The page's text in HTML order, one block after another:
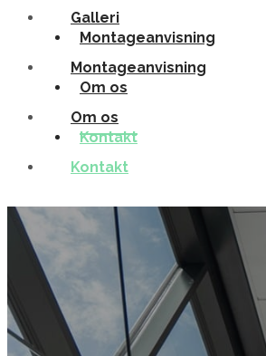
Montageanvisning
Om os
Kontakt
Galleri
Montageanvisning
Om os
Kontakt